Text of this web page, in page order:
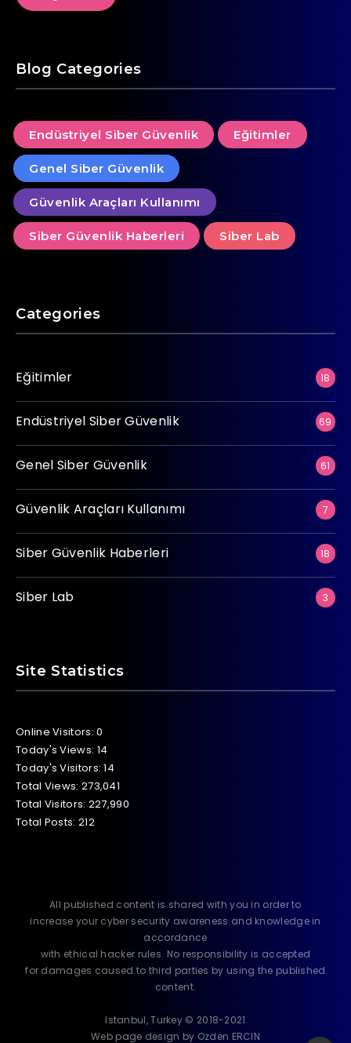
Blog Categories
Endüstriyel Siber Güvenlik Eğitimler
Genel Siber Güvenlik
Güvenlik Araçları Kullanımı
Siber Güvenlik Haberleri Siber Lab
Categories
Eğitimler 18
Endüstriyel Siber Güvenlik 69
Genel Siber Güvenlik 61
Güvenlik Araçları Kullanımı 7
Siber Güvenlik Haberleri 18
Siber Lab 3
Site Statistics
Online Visitors:0
Today's Views: 14
Today's Visitors:14
Total Views: 273,041
Total Visitors: 227,990
Total Posts: 212
All published content is shared with you in order to
increase your cyber security awareness and knowledge in
accordance
with ethical hacker rules. No responsibility is accepted
for damages caused to third parties by using the published
content.
Istanbul, Turkey © 2018-2021
Web page design by Ozden ERCIN